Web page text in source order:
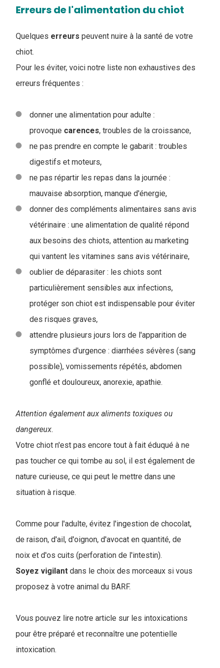
Erreurs de l'alimentation du chiot
Quelques erreurs peuvent nuire à la santé de votre
chiot.
Pour les éviter, voici notre liste non exhaustives des
erreurs fréquentes :
donner une alimentation pour adulte :
provoque carences, troubles de la croissance,
ne pas prendre en compte le gabarit : troubles
digestifs et moteurs,
ne pas répartir les repas dans la journée :
mauvaise absorption, manque d'énergie,
donner des compléments alimentaires sans avis
vétérinaire : une alimentation de qualité répond
aux besoins des chiots, attention au marketing
qui vantent les vitamines sans avis vétérinaire,
oublier de déparasiter : les chiots sont
particulièrement sensibles aux infections,
protéger son chiot est indispensable pour éviter
des risques graves,
attendre plusieurs jours lors de l'apparition de
symptômes d'urgence : diarrhées sévères (sang
possible), vomissements répétés, abdomen
gonflé et douloureux, anorexie, apathie.
Attention également aux aliments toxiques ou
dangereux.
Votre chiot n'est pas encore tout à fait éduqué à ne
pas toucher ce qui tombe au sol, il est également de
nature curieuse, ce qui peut le mettre dans une
situation à risque.
Comme pour l'adulte, évitez l'ingestion de chocolat,
de raison, d'ail, d'oignon, d'avocat en quantité, de
noix et d'os cuits (perforation de l'intestin).
Soyez vigilant dans le choix des morceaux si vous
proposez à votre animal du BARF.
Vous pouvez lire notre article sur les intoxications
pour être préparé et reconnaître une potentielle
intoxication.